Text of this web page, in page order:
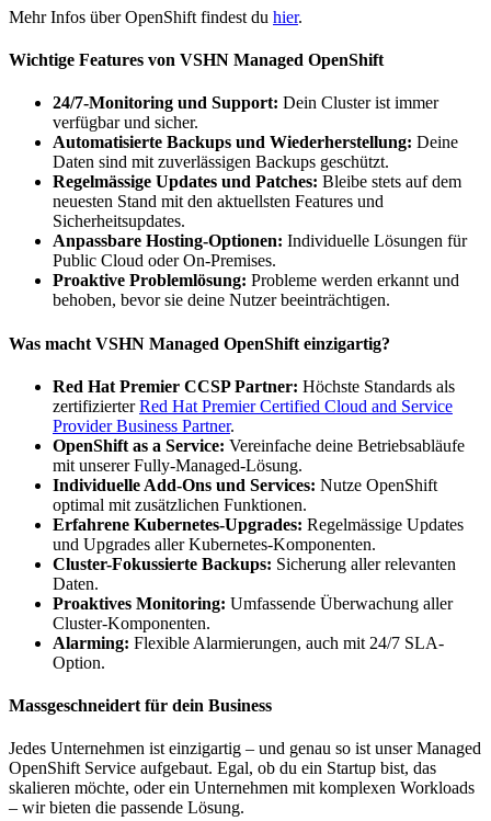
Mehr Infos über OpenShift findest du hier.
Wichtige Features von VSHN Managed OpenShift
24/7-Monitoring und Support: Dein Cluster ist immer
verfügbar und sicher.
Automatisierte Backups und Wiederherstellung: Deine
Daten sind mit zuverlässigen Backups geschützt.
Regelmässige Updates und Patches: Bleibe stets auf dem
neuesten Stand mit den aktuellsten Features und
Sicherheitsupdates.
Anpassbare Hosting-Optionen: Individuelle Lösungen für
Public Cloud oder On-Premises.
Proaktive Problemlösung: Probleme werden erkannt und
behoben, bevor sie deine Nutzer beeinträchtigen.
Was macht VSHN Managed OpenShift einzigartig?
Red Hat Premier CCSP Partner: Höchste Standards als
zertifizierterRed Hat Premier Certified Cloud and Service
Provider Business Partner.
OpenShift as a Service: Vereinfache deine Betriebsabläufe
mit unserer Fully-Managed-Lösung.
Individuelle Add-Ons und Services: Nutze OpenShift
optimal mit zusätzlichen Funktionen.
Erfahrene Kubernetes-Upgrades: Regelmässige Updates
und Upgrades aller Kubernetes-Komponenten.
Cluster-Fokussierte Backups: Sicherung aller relevanten
Daten.
Proaktives Monitoring: Umfassende Überwachung aller
Cluster-Komponenten.
Alarming: Flexible Alarmierungen, auch mit 24/7 SLA-
Option.
Massgeschneidert für dein Business
Jedes Unternehmen ist einzigartig – und genau so ist unser Managed
OpenShift Service aufgebaut. Egal, ob du ein Startup bist, das
skalieren möchte, oder ein Unternehmen mit komplexen Workloads
– wir bieten die passende Lösung.